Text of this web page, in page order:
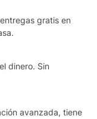
gratis en
dinero. Sin
avanzada, tiene